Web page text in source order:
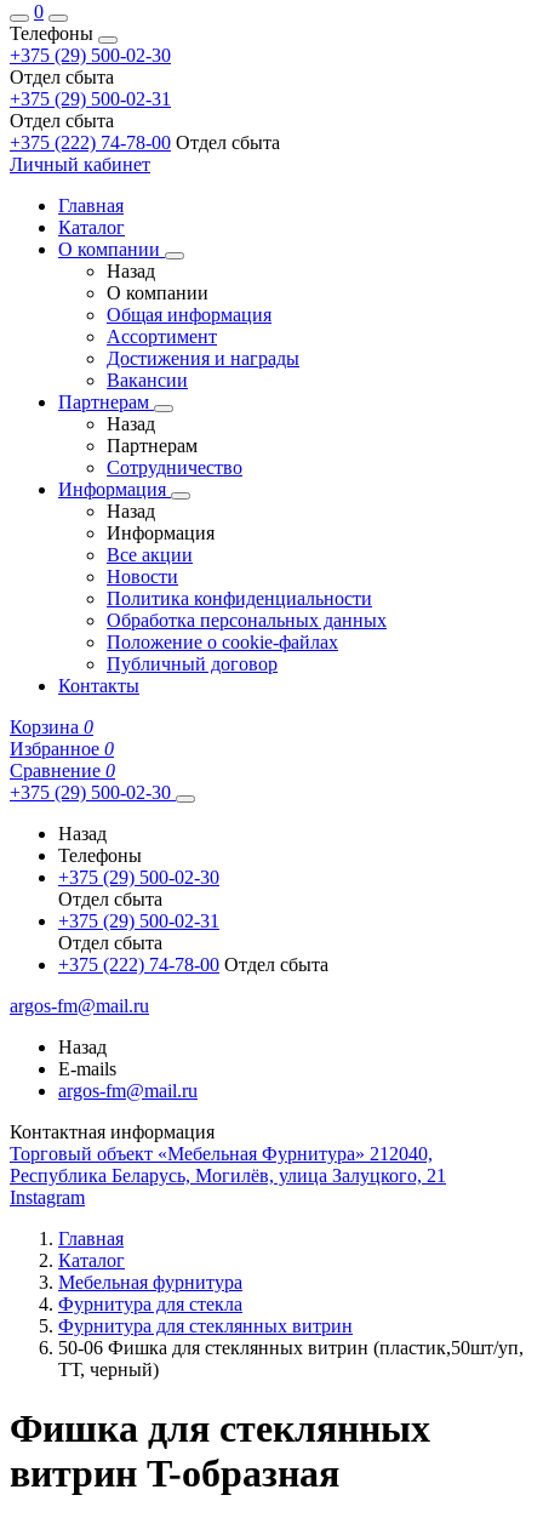
0
Телефоны
+375 (29) 500-02-30
Отдел сбыта
+375 (29) 500-02-31
Отдел сбыта
+375 (222) 74-78-00 Отдел сбыта
Личный кабинет
Главная
Каталог
О компании
Назад
О компании
Общая информация
Ассортимент
Достижения и награды
Вакансии
Партнерам
Назад
Партнерам
Сотрудничество
Информация
Назад
Информация
Все акции
Новости
Политика конфиденциальности
Обработка персональных данных
Положение о cookie-файлах
Публичный договор
Контакты
Корзина 0
Избранное 0
Сравнение 0
+375 (29) 500-02-30
Назад
Телефоны
+375 (29) 500-02-30
Отдел сбыта
+375 (29) 500-02-31
Отдел сбыта
+375 (222) 74-78-00 Отдел сбыта
argos-fm@mail.ru
Назад
E-mails
argos-fm@mail.ru
Контактная информация
Торговый объект «Мебельная Фурнитура» 212040,
Республика Беларусь, Могилёв, улица Залуцкого, 21
Instagram
Главная
Каталог
Мебельная фурнитура
Фурнитура для стекла
Фурнитура для стеклянных витрин
50-06 Фишка для стеклянных витрин (пластик,50шт/уп,
ТТ, черный)
Фишка для стеклянных
витрин T-образная